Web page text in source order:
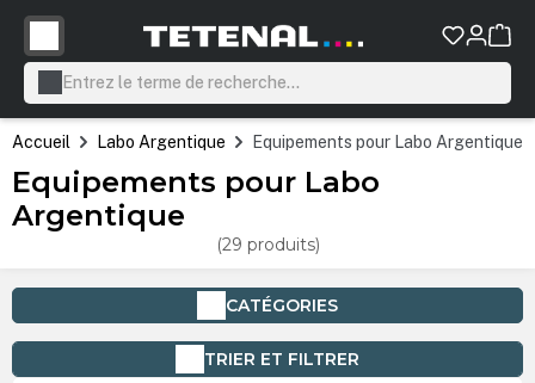
principal
Accueil Labo Argentique Equipements pour Labo Argentique
Equipements pour Labo
Argentique
(29 produits)
CATÉGORIES
TRIER ET FILTRER